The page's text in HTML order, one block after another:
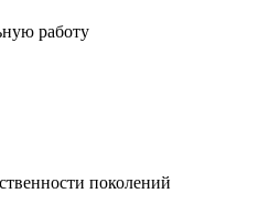
работу
поколений